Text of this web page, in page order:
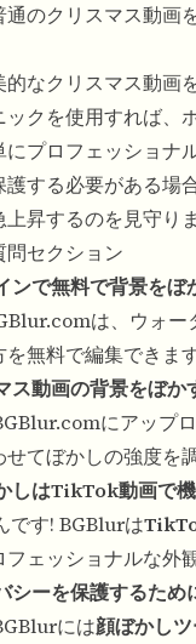
のクリスマス動画
的なクリスマス動画
ックを使用すれば、
にプロフェッショナ
護する必要がある場
昇するのを見守り
問セクション
ンで無料で背景をぼ
は、ウォー
無料で編集できます
ス動画の背景をぼ
にアップ
てぼかしの強度を
しはTikTok動画で
です! BGBlurは
フェッショナルな外
シーを保護するた
には顔ぼかし